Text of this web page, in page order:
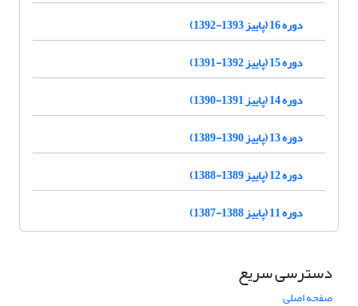
دوره 16 (پاییز 1393-1392)
دوره 15 (پاییز 1392-1391)
دوره 14 (پاییز 1391-1390)
دوره 13 (پاییز 1390-1389)
دوره 12 (پاییز 1389-1388)
دوره 11 (پاییز 1388-1387)
دسترسی سریع
صفحه اصلی